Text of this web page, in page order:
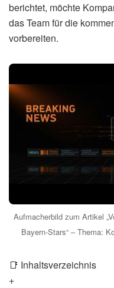
berichtet, möchte
das Team für die
vorbereiten.
Aufmacherbild zum Artikel
Bayern-Stars“ – Thema:
📑 Inhaltsverzeichnis
+